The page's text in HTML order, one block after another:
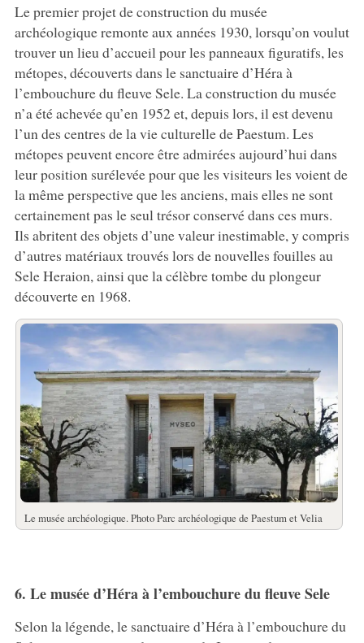
Le premier projet de construction du musée
archéologique remonte aux années 1930, lorsqu’on voulut
trouver un lieu d’accueil pour les panneaux figuratifs, les
métopes, découverts dans le sanctuaire d’Héra à
l’embouchure du fleuve Sele. La construction du musée
n’a été achevée qu’en 1952 et, depuis lors, il est devenu
l’un des centres de la vie culturelle de Paestum. Les
métopes peuvent encore être admirées aujourd’hui dans
leur position surélevée pour que les visiteurs les voient de
la même perspective que les anciens, mais elles ne sont
certainement pas le seul trésor conservé dans ces murs.
Ils abritent des objets d’une valeur inestimable, y compris
d’autres matériaux trouvés lors de nouvelles fouilles au
Sele Heraion, ainsi que la célèbre tombe du plongeur
découverte en 1968.
Le musée archéologique. Photo Parc archéologique de Paestum et Velia
6. Le musée d’Héra à l’embouchure du fleuve Sele
Selon la légende, le sanctuaire d’Héra à l’embouchure du